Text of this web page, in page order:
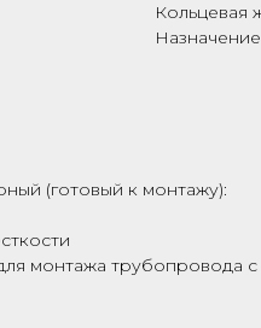
Кольцевая
(готовый к монтажу):
монтажа трубопровода